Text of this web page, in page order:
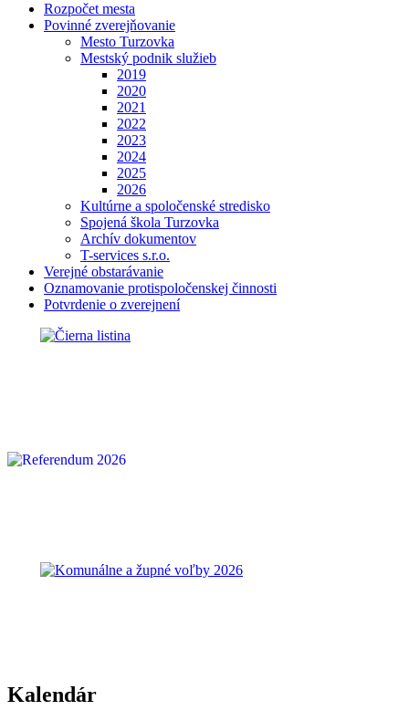
Rozpočet mesta
Povinné zverejňovanie
Mesto Turzovka
Mestský podnik služieb
2019
2020
2021
2022
2023
2024
2025
2026
Kultúrne a spoločenské stredisko
Spojená škola Turzovka
Archív dokumentov
T-services s.r.o.
Verejné obstarávanie
Oznamovanie protispoločenskej činnosti
Potvrdenie o zverejnení
Kalendár